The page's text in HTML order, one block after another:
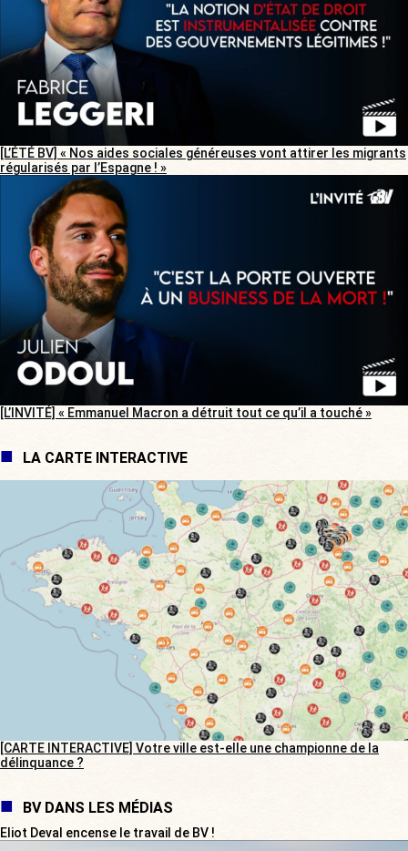
[L’ÉTÉ BV] « Nos aides sociales généreuses vont attirer les migrants
régularisés par l’Espagne ! »
[L’INVITÉ] « Emmanuel Macron a détruit tout ce qu’il a touché »
LA CARTE INTERACTIVE
[CARTE INTERACTIVE] Votre ville est-elle une championne de la
délinquance ?
BV DANS LES MÉDIAS
Eliot Deval encense le travail de BV !